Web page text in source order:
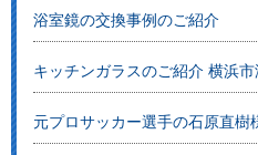
浴室鏡の交換事例のご紹介
キッチンガラスのご紹介 横浜
元プロサッカー選手の石原直樹